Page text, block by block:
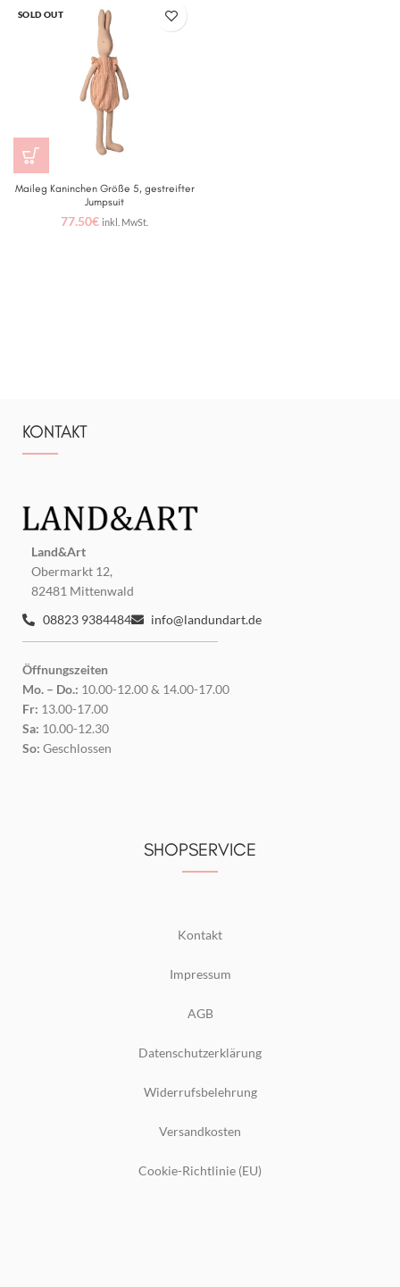
SOLD OUT
Maileg Kaninchen Größe 5, gestreifter
Jumpsuit
77.50€ inkl. MwSt.
KONTAKT
Land&Art
Obermarkt 12,
82481 Mittenwald
08823 9384484
info@landundart.de
Öffnungszeiten
Mo. – Do.: 10.00-12.00 & 14.00-17.00
Fr: 13.00-17.00
Sa: 10.00-12.30
So: Geschlossen
SHOPSERVICE
Kontakt
Impressum
AGB
Datenschutzerklärung
Widerrufsbelehrung
Versandkosten
Cookie-Richtlinie (EU)